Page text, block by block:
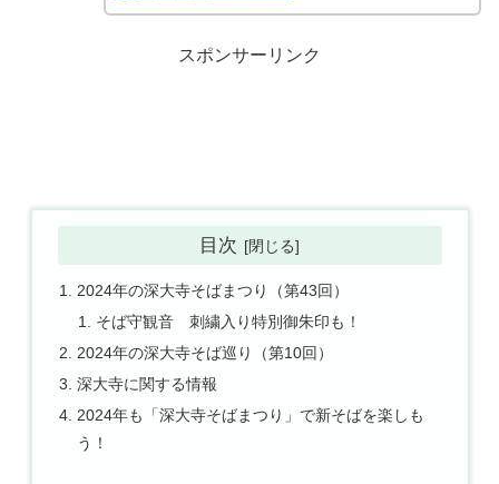
スポンサーリンク
目次
2024年の深大寺そばまつり（第43回）
そば守観音 刺繍入り特別御朱印も！
2024年の深大寺そば巡り（第10回）
深大寺に関する情報
2024年も「深大寺そばまつり」で新そばを楽しも
う！